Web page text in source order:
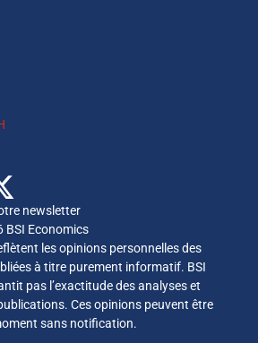
newsletter
Economics
les opinions personnelles des
à titre purement informatif. BSI
pas l’exactitude des analyses et
Ces opinions peuvent être
sans notification.